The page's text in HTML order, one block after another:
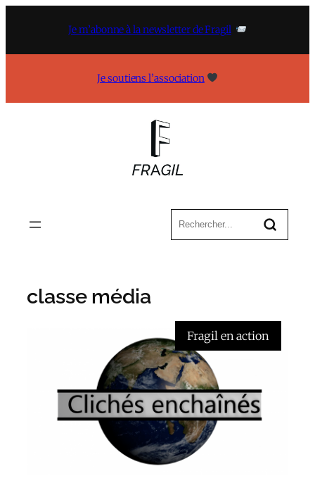
Je m’abonne à la newsletter de Fragil
Je soutiens l’association
classe média
Fragil en action